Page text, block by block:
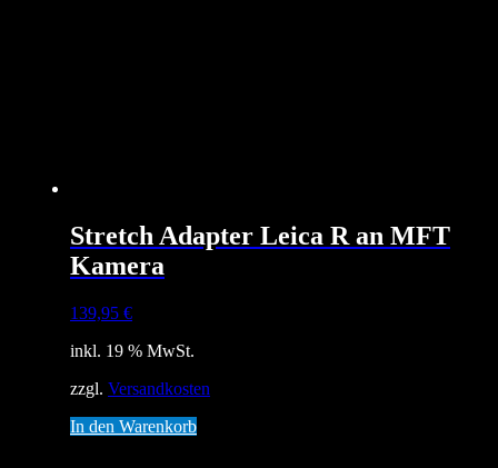
Stretch Adapter Leica R an MFT
Kamera
139,95 €
inkl. 19 % MwSt.
zzgl. Versandkosten
In den Warenkorb